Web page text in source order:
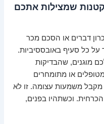
הקטנות שמצילות אתכם
דברים או הסכם מכר
על כל סעיף באובססיביות.
מוגנים, שהבדיקות
או מתומחרים
משמעות עצומה. זו לא
וכשתהיו בפנים,